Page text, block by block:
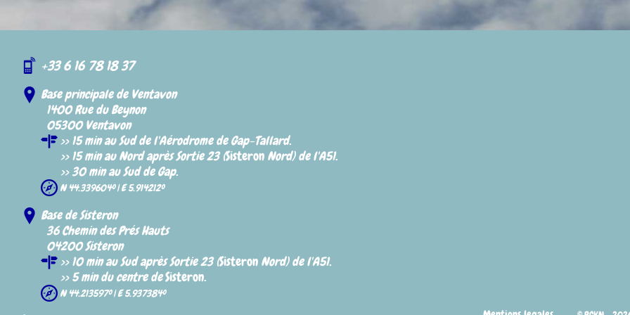
+33 6 16 78 18 37
Base principale de Ventavon
1400 Rue du Beynon
05300 Ventavon
>> 15 min au Sud de l'Aérodrome deGap-Tallard.
>> 15 min au Nord après Sortie 23 (Sisteron Nord) de l'A51.
>> 30 min au Sud deGap.
N 44.339604º | E 5.914212º
Base de Sisteron
36 Chemin des Prés Hauts
04200 Sisteron
>> 10 min au Sud après Sortie 23 (Sisteron Nord) de l'A51.
>> 5 min du centre deSisteron.
N 44.213597º | E 5.937384º